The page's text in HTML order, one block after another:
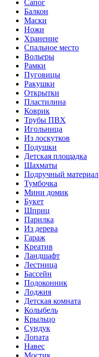
Сапог
Балкон
Маски
Ножи
Хранение
Спальное место
Вольеры
Рамки
Пуговицы
Ракушки
Открытки
Пластилина
Коврик
Трубы ПВХ
Игольница
Из лоскутков
Подушки
Детская площадка
Шахматы
Подручный материал
Тумбочка
Мини домик
Букет
Шприц
Парилка
Из дерева
Гараж
Креатив
Ландшафт
Лестница
Бассейн
Подоконник
Лоджия
Детская комната
Колыбель
Крыльцо
Сундук
Лопата
Навес
Мостик